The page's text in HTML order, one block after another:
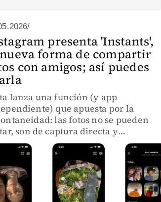
presenta 'Instants',
forma de compartir
con amigos; así puedes
lanza una función (y app
que apuesta por la
las fotos no se pueden
son de captura directa y
al verse.